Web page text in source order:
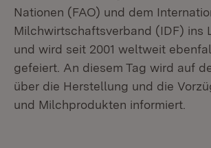
Nationen (FAO) und dem
Milchwirtschaftsverband (IDF) ins
und wird seit 2001 weltweit
gefeiert. An diesem Tag wird auf
über die Herstellung und die
und Milchprodukten informiert.